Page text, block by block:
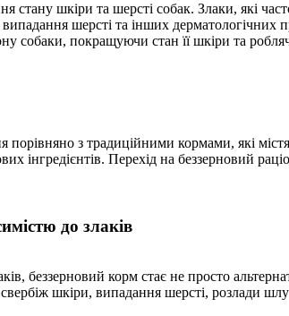
шкіри та шерсті собак. Злаки, які
шерсті та інших дерматологічних
собаки, покращуючи стан її шкіри та
порівняно з традиційними кормами, які
інгредієнтів. Перехід на беззерновий
до злаків
беззерновий корм стає не просто
шкіри, випадання шерсті, розлади